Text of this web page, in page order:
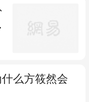
么方筱然会